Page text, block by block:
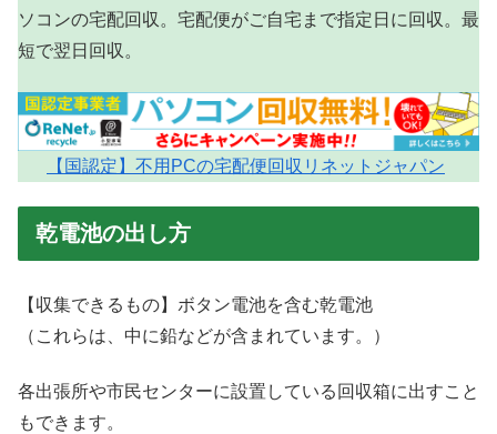
ソコンの宅配回収。宅配便がご自宅まで指定日に回収。最
短で翌日回収。
【国認定】不用PCの宅配便回収リネットジャパン
乾電池の出し方
【収集できるもの】ボタン電池を含む乾電池
（これらは、中に鉛などが含まれています。）
各出張所や市民センターに設置している回収箱に出すこと
もできます。